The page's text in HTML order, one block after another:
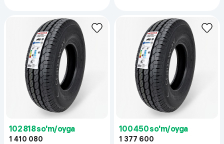
102 818 so'm/oyga
1 410 080
100 450 so'm/oyga
1 377 600